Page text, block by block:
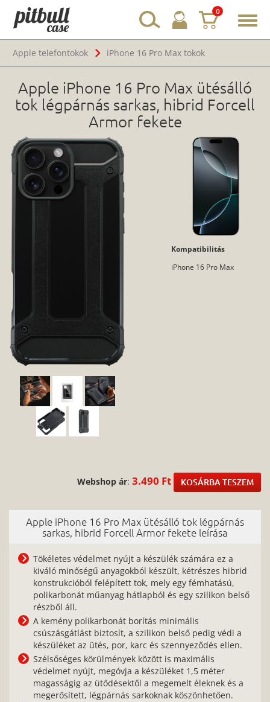
0
Apple telefontokok
iPhone 16 Pro Max tokok
Apple iPhone 16 Pro Max ütésálló
tok légpárnás sarkas, hibrid Forcell
Armor fekete
Kompatibilitás
iPhone 16 Pro Max
Webshop ár: 3.490 Ft KOSÁRBA TESZEM
Apple iPhone 16 Pro Max ütésálló tok légpárnás
sarkas, hibrid Forcell Armor fekete leírása
Tökéletes védelmet nyújt a készülék számára ez a
kiváló minőségű anyagokból készült, kétrészes hibrid
konstrukcióból felépített tok, mely egy fémhatású,
polikarbonát műanyag hátlapból és egy szilikon belső
részből áll.
A kemény polikarbonát borítás minimális
csúszásgátlást biztosít, a szilikon belső pedig védi a
készüléket az ütés, por, karc és szennyeződés ellen.
Szélsőséges körülmények között is maximális
védelmet nyújt, megóvja a készüléket 1,5 méter
magasságig az ütődésektől a megemelt éleknek és a
megerősített, légpárnás sarkoknak köszönhetően.